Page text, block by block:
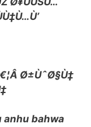
â€¦Â Ø±ÙˆØ§Ù‡
anhu bahwa